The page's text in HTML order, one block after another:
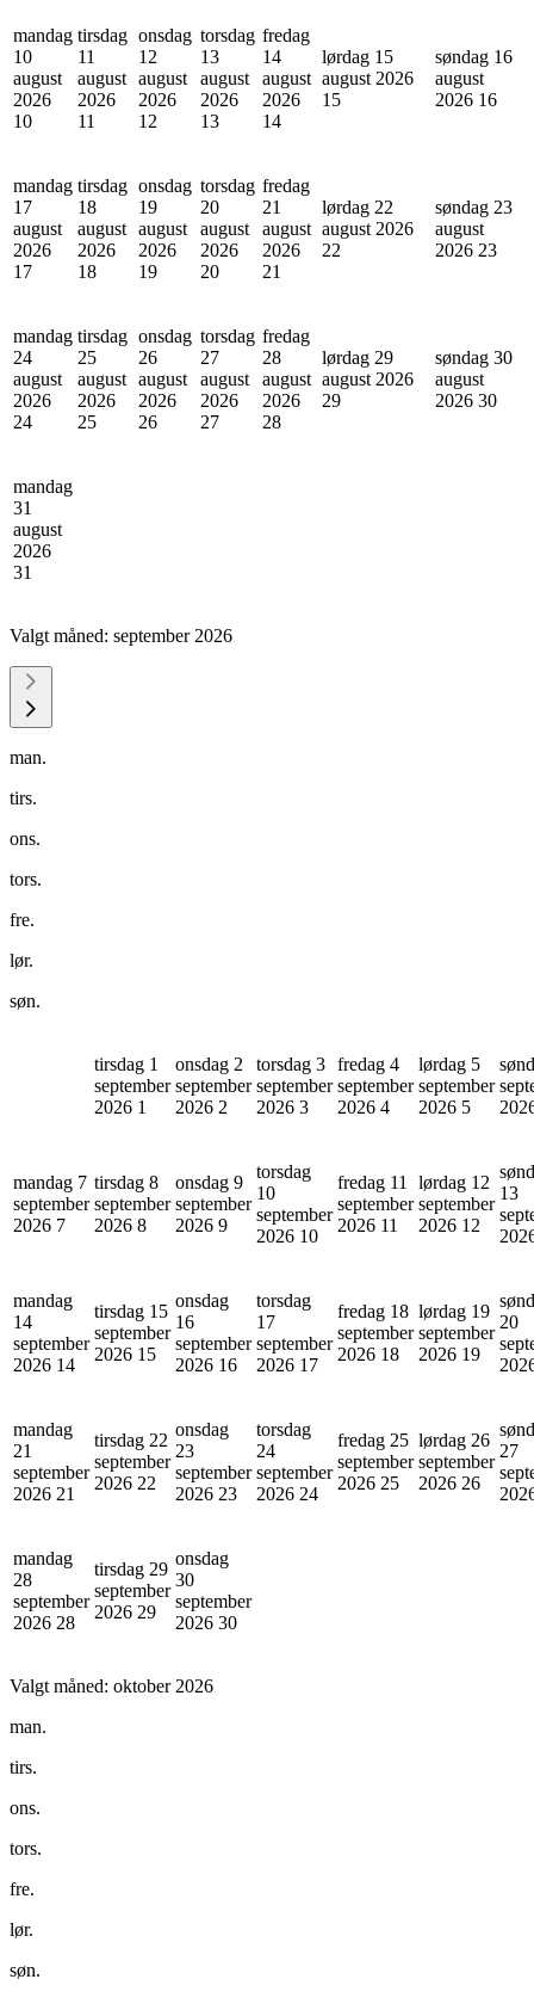
mandag
10
august
2026
10
tirsdag
11
august
2026
11
onsdag
12
august
2026
12
torsdag
13
august
2026
13
fredag
14
august
2026
14
lørdag 15
august 2026
15
søndag 16
august
2026 16
mandag
17
august
2026
17
tirsdag
18
august
2026
18
onsdag
19
august
2026
19
torsdag
20
august
2026
20
fredag
21
august
2026
21
lørdag 22
august 2026
22
søndag 23
august
2026 23
mandag
24
august
2026
24
tirsdag
25
august
2026
25
onsdag
26
august
2026
26
torsdag
27
august
2026
27
fredag
28
august
2026
28
lørdag 29
august 2026
29
søndag 30
august
2026 30
mandag
31
august
2026
31
Valgt måned: september 2026
man.
tirs.
ons.
tors.
fre.
lør.
søn.
tirsdag 1
september
2026 1
onsdag 2
september
2026 2
torsdag 3
september
2026 3
fredag 4
september
2026 4
lørdag 5
september
2026 5
mandag 7
september
2026 7
tirsdag 8
september
2026 8
onsdag 9
september
2026 9
torsdag
10
september
2026 10
fredag 11
september
2026 11
lørdag 12
september
2026 12
13
mandag
14
september
2026 14
tirsdag 15
september
2026 15
onsdag
16
september
2026 16
torsdag
17
september
2026 17
fredag 18
september
2026 18
lørdag 19
september
2026 19
20
mandag
21
september
2026 21
tirsdag 22
september
2026 22
onsdag
23
september
2026 23
torsdag
24
september
2026 24
fredag 25
september
2026 25
lørdag 26
september
2026 26
27
mandag
28
september
2026 28
tirsdag 29
september
2026 29
onsdag
30
september
2026 30
Valgt måned: oktober 2026
man.
tirs.
ons.
tors.
fre.
lør.
søn.